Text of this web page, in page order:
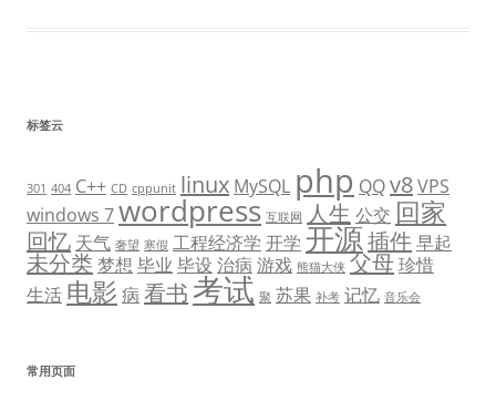
标签云
301 404 C++ CD cppunit linux MySQL php QQv8VPS
windows 7wordpress 互联网 人生 公交 回家
回忆 天气 奢望 寒假 工程经济学 开学 开源插件早起
未分类 梦想 毕业 毕设 治病 游戏 熊猫大侠 父母珍惜
生活 电影 病 看书 考试 聚 苏果 补考 记忆 音乐会
常用页面